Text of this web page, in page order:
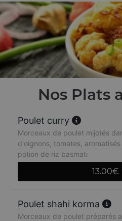
Nos Plats
Poulet curry
Morceaux de poulet mijotés
d'oignons, tomates,
potion de riz basmati
13.00€
Poulet shahi korma
Morceaux de poulet préparés